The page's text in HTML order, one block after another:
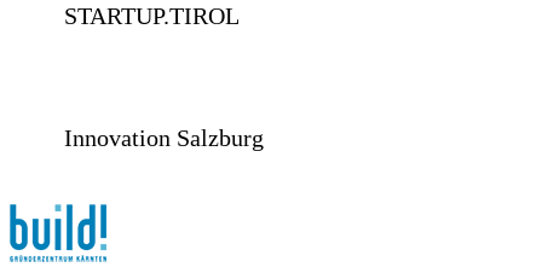
STARTUP.TIROL
Innovation Salzburg